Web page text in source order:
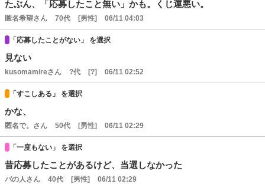
たぶん、「応募したこと無い」かも。くじ運悪い。
匿名希望さん 70代 [男性] 06/11 04:03
「応募したことがない」 を選択
見ない
kusomamireさん ?代 [?] 06/11 02:52
「すこしある」 を選択
かな、
匿名で。さん 50代 [男性] 06/11 02:29
「一度もない」 を選択
昔応募したことがあるけど、当選しなかった
バの人さん 40代 [男性] 06/11 02:29